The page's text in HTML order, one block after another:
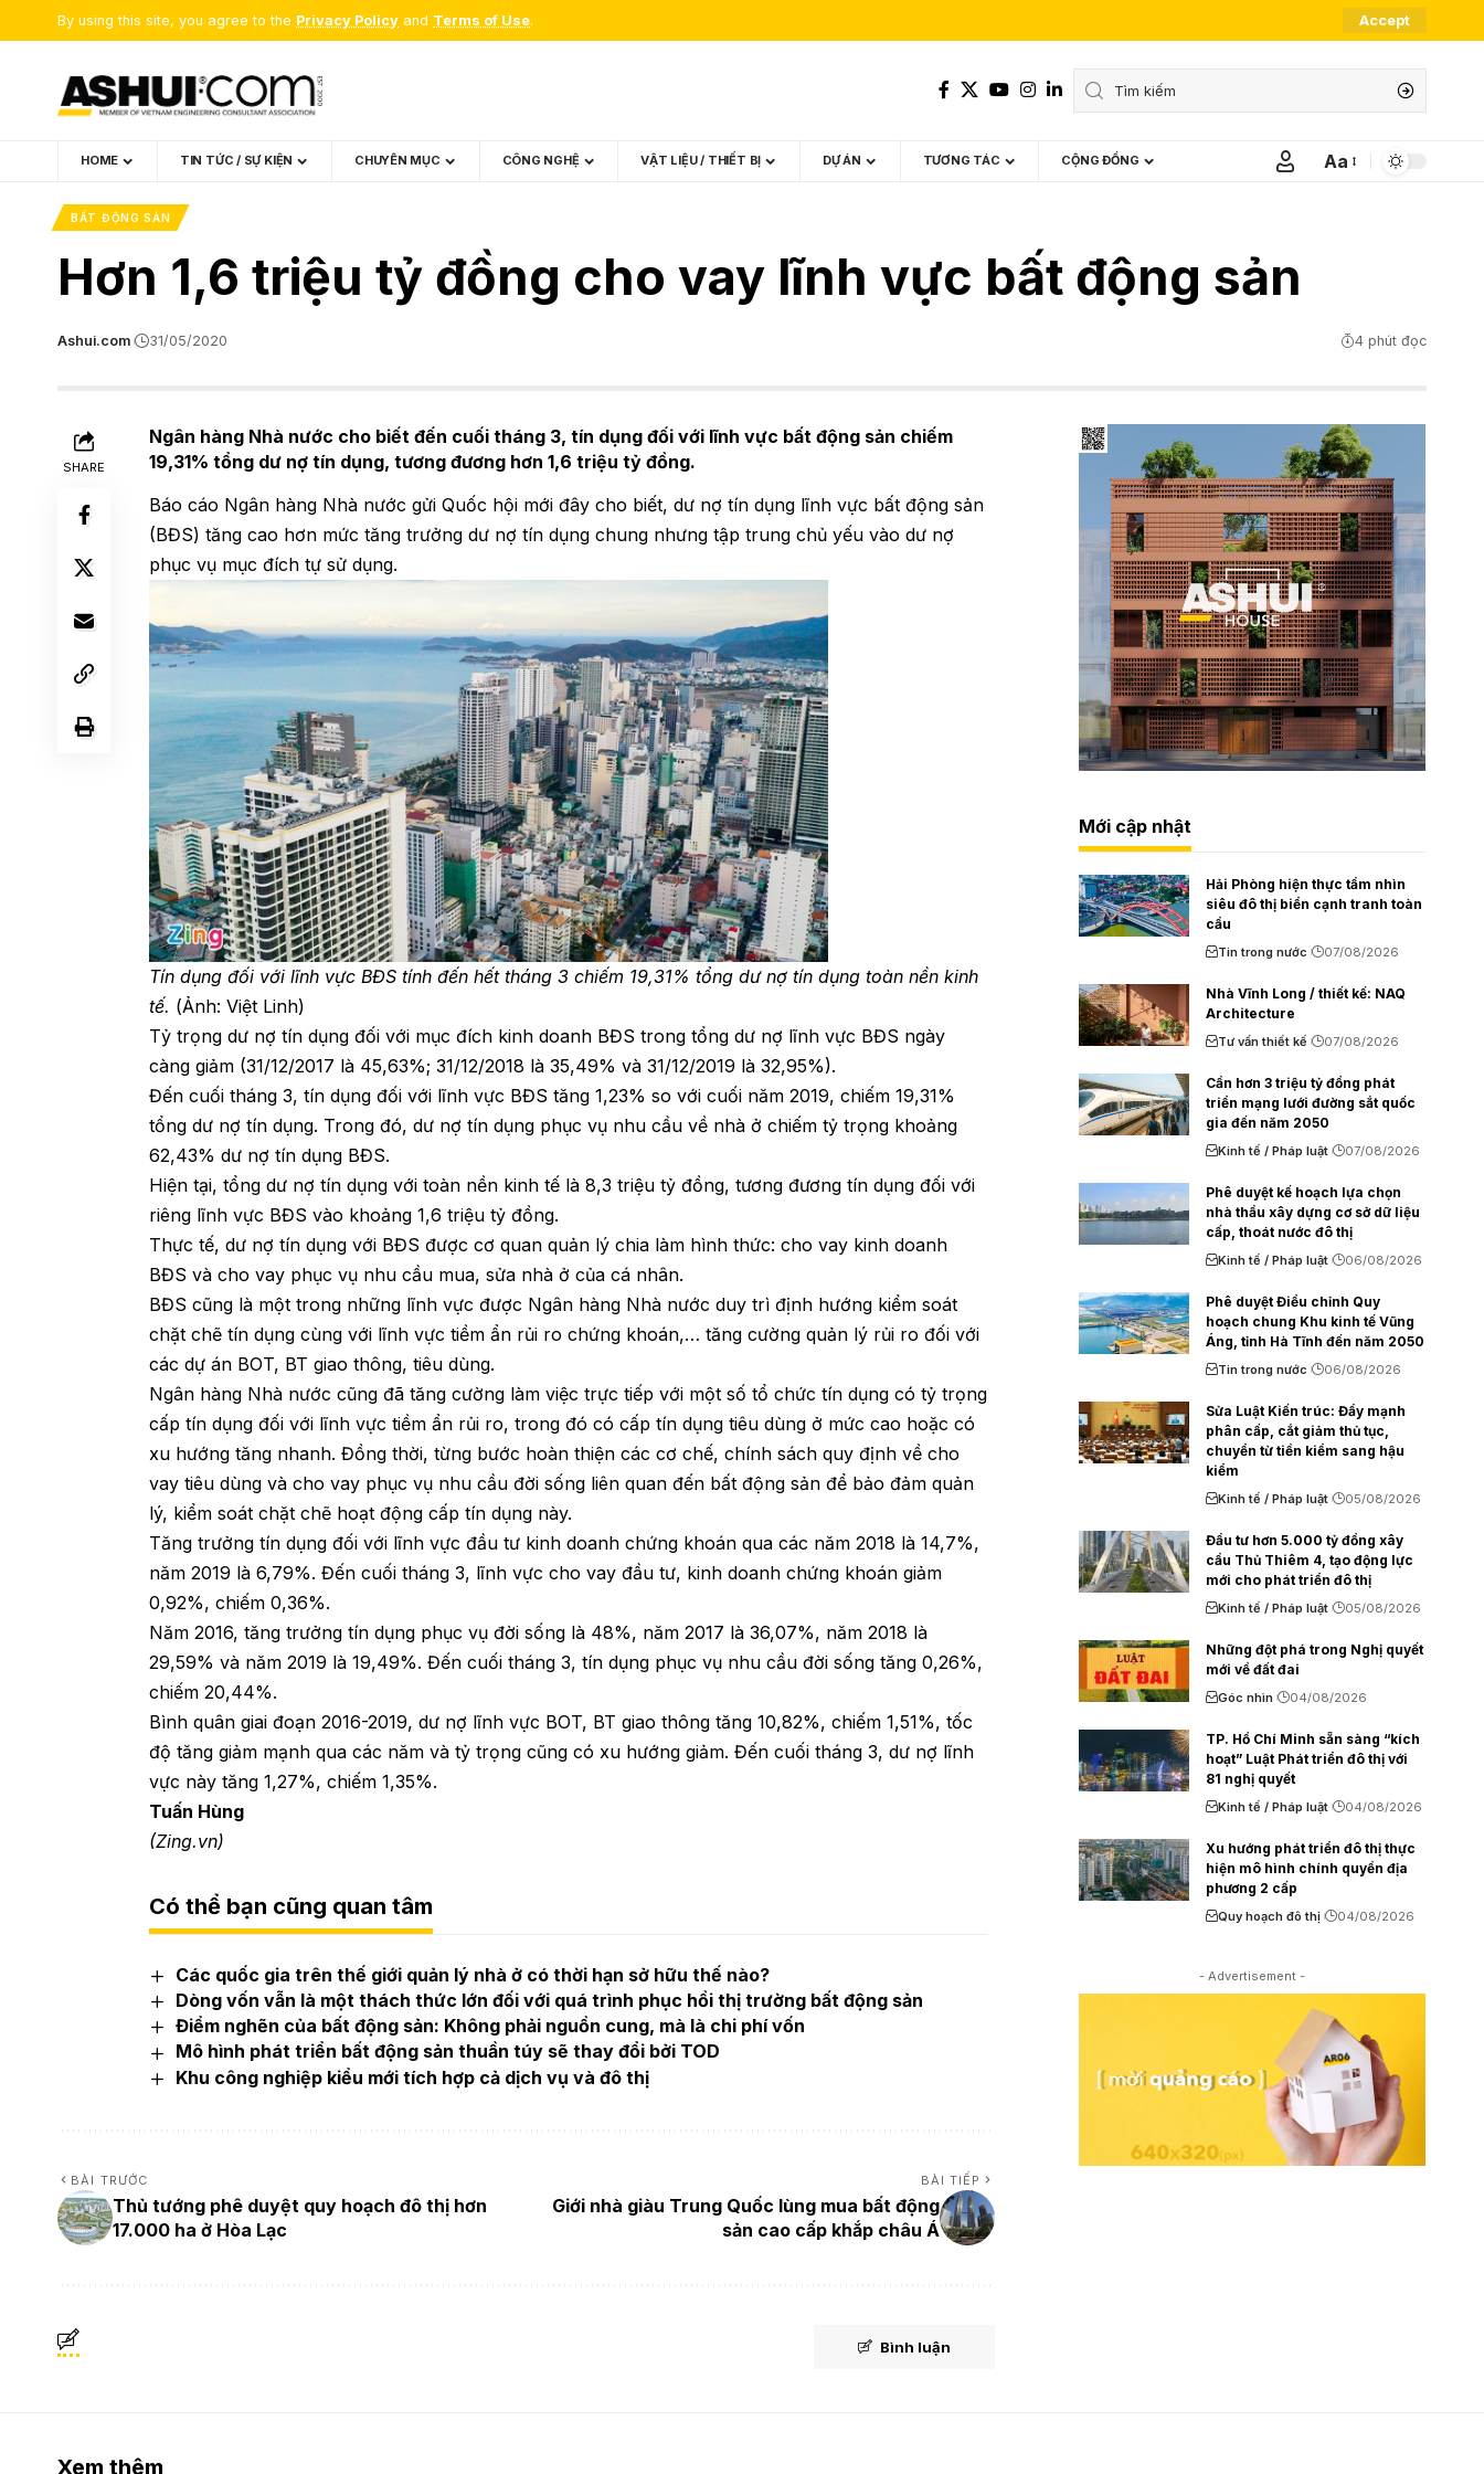
By using this site, you agree to the Privacy Policy and Terms of Use. Accept
HOME TIN TỨC / SỰ KIỆN CHUYÊN MỤC CÔNG NGHỆ VẬT LIỆU / THIẾT BỊ DỰ ÁN TƯƠNG TÁC CỘNG ĐỒNG
Font
Aa
BẤT ĐỘNG SẢN
Hơn 1,6 triệu tỷ đồng cho vay lĩnh vực bất động sản
Ashui.com 31/05/2020 4 phút đọc
SHARE
Ngân hàng Nhà nước cho biết đến cuối tháng 3, tín dụng đối với lĩnh vực bất động sản chiếm
19,31% tổng dư nợ tín dụng, tương đương hơn 1,6 triệu tỷ đồng.
Báo cáo Ngân hàng Nhà nước gửi Quốc hội mới đây cho biết, dư nợ tín dụng lĩnh vực bất động sản
(BĐS) tăng cao hơn mức tăng trưởng dư nợ tín dụng chung nhưng tập trung chủ yếu vào dư nợ
phục vụ mục đích tự sử dụng.
Tín dụng đối với lĩnh vực BĐS tính đến hết tháng 3 chiếm 19,31% tổng dư nợ tín dụng toàn nền kinh
tế. (Ảnh: Việt Linh)
Tỷ trọng dư nợ tín dụng đối với mục đích kinh doanh BĐS trong tổng dư nợ lĩnh vực BĐS ngày
càng giảm (31/12/2017 là 45,63%; 31/12/2018 là 35,49% và 31/12/2019 là 32,95%).
Đến cuối tháng 3, tín dụng đối với lĩnh vực BĐS tăng 1,23% so với cuối năm 2019, chiếm 19,31%
tổng dư nợ tín dụng. Trong đó, dư nợ tín dụng phục vụ nhu cầu về nhà ở chiếm tỷ trọng khoảng
62,43% dư nợ tín dụng BĐS.
Hiện tại, tổng dư nợ tín dụng với toàn nền kinh tế là 8,3 triệu tỷ đồng, tương đương tín dụng đối với
riêng lĩnh vực BĐS vào khoảng 1,6 triệu tỷ đồng.
Thực tế, dư nợ tín dụng với BĐS được cơ quan quản lý chia làm hình thức: cho vay kinh doanh
BĐS và cho vay phục vụ nhu cầu mua, sửa nhà ở của cá nhân.
BĐS cũng là một trong những lĩnh vực được Ngân hàng Nhà nước duy trì định hướng kiểm soát
chặt chẽ tín dụng cùng với lĩnh vực tiềm ẩn rủi ro chứng khoán,… tăng cường quản lý rủi ro đối với
các dự án BOT, BT giao thông, tiêu dùng.
Ngân hàng Nhà nước cũng đã tăng cường làm việc trực tiếp với một số tổ chức tín dụng có tỷ trọng
cấp tín dụng đối với lĩnh vực tiềm ẩn rủi ro, trong đó có cấp tín dụng tiêu dùng ở mức cao hoặc có
xu hướng tăng nhanh. Đồng thời, từng bước hoàn thiện các cơ chế, chính sách quy định về cho
vay tiêu dùng và cho vay phục vụ nhu cầu đời sống liên quan đến bất động sản để bảo đảm quản
lý, kiểm soát chặt chẽ hoạt động cấp tín dụng này.
Tăng trưởng tín dụng đối với lĩnh vực đầu tư kinh doanh chứng khoán qua các năm 2018 là 14,7%,
năm 2019 là 6,79%. Đến cuối tháng 3, lĩnh vực cho vay đầu tư, kinh doanh chứng khoán giảm
0,92%, chiếm 0,36%.
Năm 2016, tăng trưởng tín dụng phục vụ đời sống là 48%, năm 2017 là 36,07%, năm 2018 là
29,59% và năm 2019 là 19,49%. Đến cuối tháng 3, tín dụng phục vụ nhu cầu đời sống tăng 0,26%,
chiếm 20,44%.
Bình quân giai đoạn 2016-2019, dư nợ lĩnh vực BOT, BT giao thông tăng 10,82%, chiếm 1,51%, tốc
độ tăng giảm mạnh qua các năm và tỷ trọng cũng có xu hướng giảm. Đến cuối tháng 3, dư nợ lĩnh
vực này tăng 1,27%, chiếm 1,35%.
Tuấn Hùng
(Zing.vn)
Có thể bạn cũng quan tâm
Các quốc gia trên thế giới quản lý nhà ở có thời hạn sở hữu thế nào?
Dòng vốn vẫn là một thách thức lớn đối với quá trình phục hồi thị trường bất động sản
Điểm nghẽn của bất động sản: Không phải nguồn cung, mà là chi phí vốn
Mô hình phát triển bất động sản thuần túy sẽ thay đổi bởi TOD
Khu công nghiệp kiểu mới tích hợp cả dịch vụ và đô thị
BÀI TRƯỚC
Thủ tướng phê duyệt quy hoạch đô thị hơn
17.000 ha ở Hòa Lạc
BÀI TIẾP
Giới nhà giàu Trung Quốc lùng mua bất động
sản cao cấp khắp châu Á
Bình luận
Mới cập nhật
Hải Phòng hiện thực tầm nhìn
siêu đô thị biển cạnh tranh toàn
cầu
Tin trong nước 07/08/2026
Nhà Vĩnh Long / thiết kế: NAQ
Architecture
Tư vấn thiết kế 07/08/2026
Cần hơn 3 triệu tỷ đồng phát
triển mạng lưới đường sắt quốc
gia đến năm 2050
Kinh tế / Pháp luật 07/08/2026
Phê duyệt kế hoạch lựa chọn
nhà thầu xây dựng cơ sở dữ liệu
cấp, thoát nước đô thị
Kinh tế / Pháp luật 06/08/2026
Phê duyệt Điều chỉnh Quy
hoạch chung Khu kinh tế Vũng
Áng, tỉnh Hà Tĩnh đến năm 2050
Tin trong nước 06/08/2026
Sửa Luật Kiến trúc: Đẩy mạnh
phân cấp, cắt giảm thủ tục,
chuyển từ tiền kiểm sang hậu
kiểm
Kinh tế / Pháp luật 05/08/2026
Đầu tư hơn 5.000 tỷ đồng xây
cầu Thủ Thiêm 4, tạo động lực
mới cho phát triển đô thị
Kinh tế / Pháp luật 05/08/2026
Những đột phá trong Nghị quyết
mới về đất đai
Góc nhìn 04/08/2026
TP. Hồ Chí Minh sẵn sàng “kích
hoạt” Luật Phát triển đô thị với
81 nghị quyết
Kinh tế / Pháp luật 04/08/2026
Xu hướng phát triển đô thị thực
hiện mô hình chính quyền địa
phương 2 cấp
Quy hoạch đô thị 04/08/2026
- Advertisement -
Xem thêm